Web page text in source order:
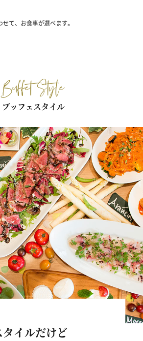
て、お食事が選べます。
Buffet Style
ブッフェスタイル
イルだけど